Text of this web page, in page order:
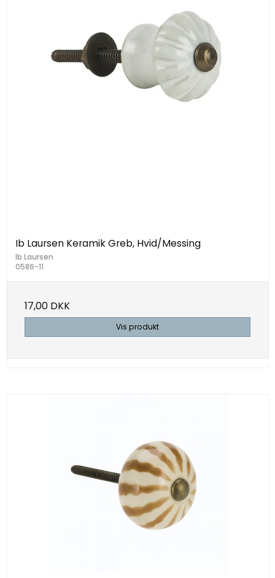
Ib Laursen Keramik Greb, Hvid/Messing
Ib Laursen
0586-11
17,00 DKK
Vis produkt